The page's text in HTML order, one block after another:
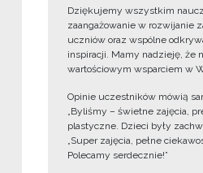
Dziękujemy wszystkim
zaangażowanie w rozwijanie
uczniów oraz wspólne
inspiracji. Mamy nadzieję, że
wartościowym wsparciem w
Opinie uczestników mówią
„Byliśmy – świetne zajęcia,
plastyczne. Dzieci były
„Super zajęcia, pełne
Polecamy serdecznie!”